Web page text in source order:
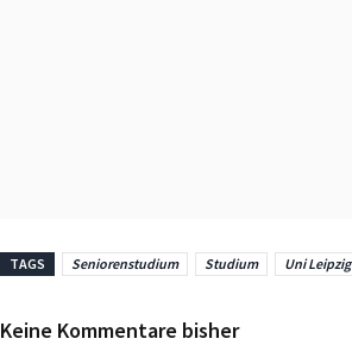
TAGS Seniorenstudium Studium Uni Leipzig
Keine Kommentare bisher